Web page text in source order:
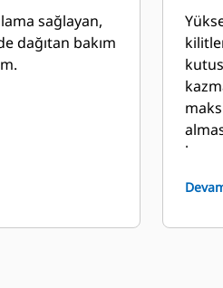
sağlayan,
dağıtan bakım